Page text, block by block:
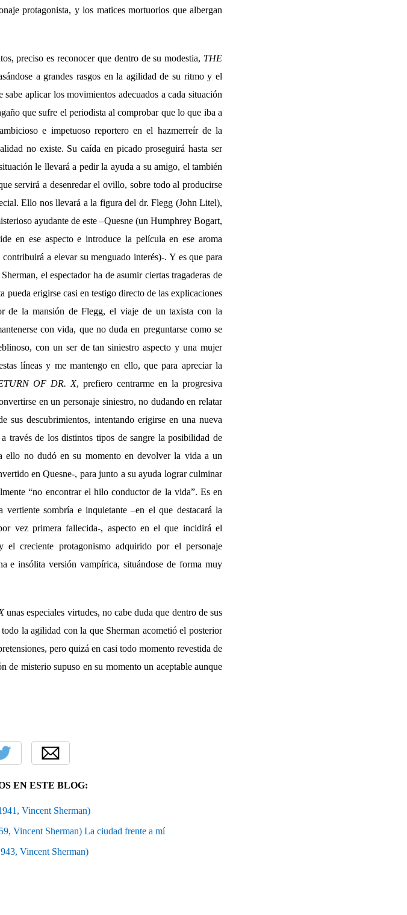
protagonista, y los matices mortuorios que albergan
preciso es reconocer que dentro de su modestia, THE
a grandes rasgos en la agilidad de su ritmo y el
aplicar los movimientos adecuados a cada situación
que sufre el periodista al comprobar que lo que iba a
e impetuoso reportero en el hazmerreír de la
no existe. Su caída en picado proseguirá hasta ser
le llevará a pedir la ayuda a su amigo, el también
servirá a desenredar el ovillo, sobre todo al producirse
Ello nos llevará a la figura del dr. Flegg (John Litel),
ayudante de este –Quesne (un Humphrey Bogart,
en ese aspecto e introduce la película en ese aroma
a elevar su menguado interés)-. Y es que para
el espectador ha de asumir ciertas tragaderas de
erigirse casi en testigo directo de las explicaciones
de la mansión de Flegg, el viaje de un taxista con la
con vida, que no duda en preguntarse como se
con un ser de tan siniestro aspecto y una mujer
líneas y me mantengo en ello, que para apreciar la
OF DR. X, prefiero centrarme en la progresiva
en un personaje siniestro, no dudando en relatar
sus descubrimientos, intentando erigirse en una nueva
través de los distintos tipos de sangre la posibilidad de
ello no dudó en su momento en devolver la vida a un
en Quesne-, para junto a su ayuda lograr culminar
“no encontrar el hilo conductor de la vida”. Es en
sombría e inquietante –en el que destacará la
vez primera fallecida-, aspecto en el que incidirá el
creciente protagonismo adquirido por el personaje
e insólita versión vampírica, situándose de forma muy
unas especiales virtudes, no cabe duda que dentro de sus
la agilidad con la que Sherman acometió el posterior
pero quizá en casi todo momento revestida de
de misterio supuso en su momento un aceptable aunque
EN ESTE BLOG:
Vincent Sherman)
Sherman) La ciudad frente a mí
Vincent Sherman)